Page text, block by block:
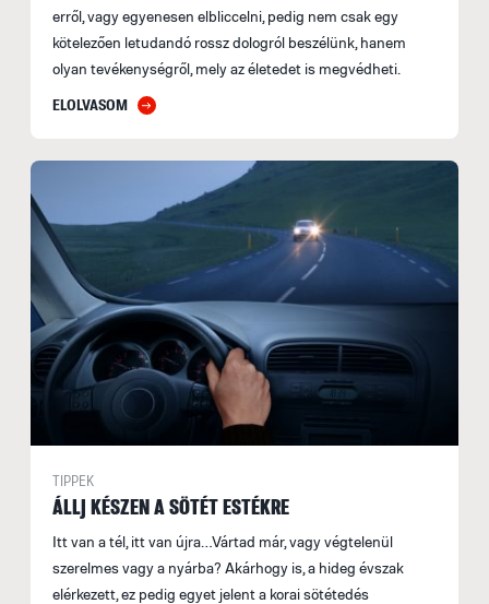
erről, vagy egyenesen elbliccelni, pedig nem csak egy
kötelezően letudandó rossz dologról beszélünk, hanem
olyan tevékenységről, mely az életedet is megvédheti.
ELOLVASOM
TIPPEK
ÁLLJ KÉSZEN A SÖTÉT ESTÉKRE
Itt van a tél, itt van újra…Vártad már, vagy végtelenül
szerelmes vagy a nyárba? Akárhogy is, a hideg évszak
elérkezett, ez pedig egyet jelent a korai sötétedés